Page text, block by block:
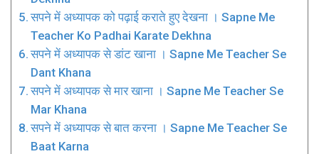
सपने में अध्यापक को पढ़ाई कराते हुए देखना । Sapne Me
Teacher Ko Padhai Karate Dekhna
सपने में अध्यापक से डांट खाना । Sapne Me Teacher Se
Dant Khana
सपने में अध्यापक से मार खाना । Sapne Me Teacher Se
Mar Khana
सपने में अध्यापक से बात करना । Sapne Me Teacher Se
Baat Karna